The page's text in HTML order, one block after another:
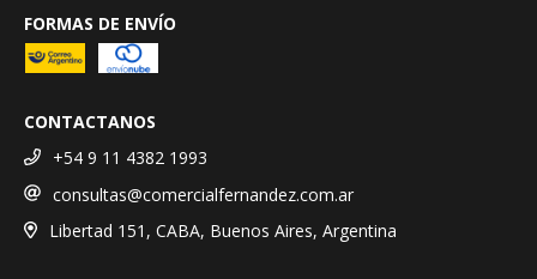
FORMAS DE ENVÍO
CONTACTANOS
+54 9 11 4382 1993
consultas@comercialfernandez.com.ar
Libertad 151, CABA, Buenos Aires, Argentina